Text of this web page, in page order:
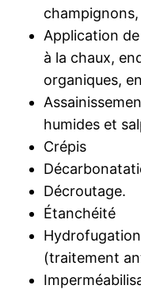
Application
à la chaux,
organiques,
humides et
Crépis
Décroutage.
Étanchéité
(traitement